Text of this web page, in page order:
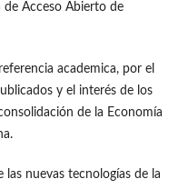
Acceso Abierto de
academica, por el
y el interés de los
de la Economía
las nuevas tecnologías de la